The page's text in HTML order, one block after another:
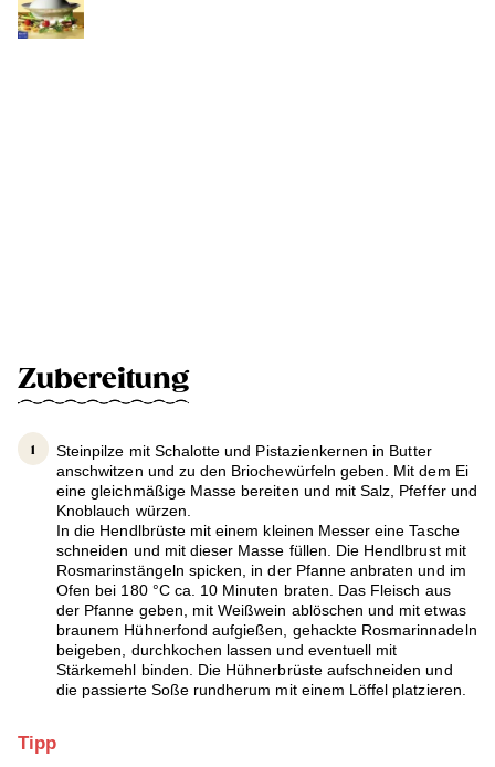
Zubereitung
Steinpilze mit Schalotte und Pistazienkernen in Butter
anschwitzen und zu den Briochewürfeln geben. Mit dem Ei
eine gleichmäßige Masse bereiten und mit Salz, Pfeffer und
Knoblauch würzen.
In die Hendlbrüste mit einem kleinen Messer eine Tasche
schneiden und mit dieser Masse füllen. Die Hendlbrust mit
Rosmarinstängeln spicken, in der Pfanne anbraten und im
Ofen bei 180 °C ca. 10 Minuten braten. Das Fleisch aus
der Pfanne geben, mit Weißwein ablöschen und mit etwas
braunem Hühnerfond aufgießen, gehackte Rosmarinnadeln
beigeben, durchkochen lassen und eventuell mit
Stärkemehl binden. Die Hühnerbrüste aufschneiden und
die passierte Soße rundherum mit einem Löffel platzieren.
Tipp